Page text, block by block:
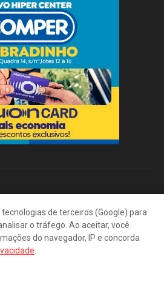
Digital. Vagas de Emprego. Seguro-
SINE. Cursos de Qualificação.
de terceiros (Google) para
o tráfego. Ao aceitar, você
do navegador, IP e concorda